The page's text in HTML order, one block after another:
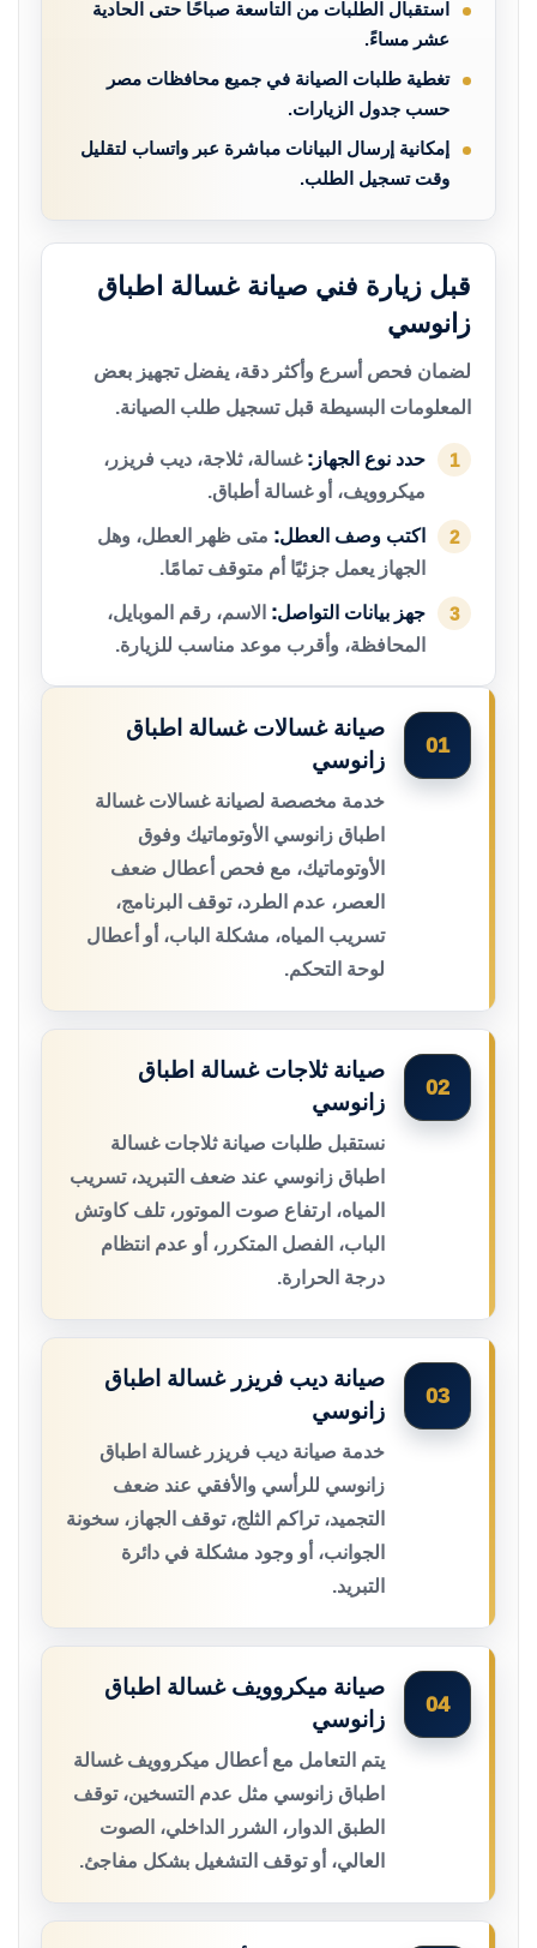
استقبال الطلبات من التاسعة صباحًا حتى الحادية
عشر مساءً.
تغطية طلبات الصيانة في جميع محافظات مصر
حسب جدول الزيارات.
إمكانية إرسال البيانات مباشرة عبر واتساب لتقليل
وقت تسجيل الطلب.
قبل زيارة فني صيانة غسالة اطباق
زانوسي
لضمان فحص أسرع وأكثر دقة، يفضل تجهيز بعض
المعلومات البسيطة قبل تسجيل طلب الصيانة.
1 حدد نوع الجهاز: غسالة، ثلاجة، ديب فريزر،
ميكروويف، أو غسالة أطباق.
2 اكتب وصف العطل: متى ظهر العطل، وهل
الجهاز يعمل جزئيًا أم متوقف تمامًا.
3 جهز بيانات التواصل: الاسم، رقم الموبايل،
المحافظة، وأقرب موعد مناسب للزيارة.
01
صيانة غسالات غسالة اطباق
زانوسي
خدمة مخصصة لصيانة غسالات غسالة
اطباق زانوسي الأوتوماتيك وفوق
الأوتوماتيك، مع فحص أعطال ضعف
العصر، عدم الطرد، توقف البرنامج،
تسريب المياه، مشكلة الباب، أو أعطال
لوحة التحكم.
02
صيانة ثلاجات غسالة اطباق
زانوسي
نستقبل طلبات صيانة ثلاجات غسالة
اطباق زانوسي عند ضعف التبريد، تسريب
المياه، ارتفاع صوت الموتور، تلف كاوتش
الباب، الفصل المتكرر، أو عدم انتظام
درجة الحرارة.
03
صيانة ديب فريزر غسالة اطباق
زانوسي
خدمة صيانة ديب فريزر غسالة اطباق
زانوسي للرأسي والأفقي عند ضعف
التجميد، تراكم الثلج، توقف الجهاز، سخونة
الجوانب، أو وجود مشكلة في دائرة
التبريد.
04
صيانة ميكروويف غسالة اطباق
زانوسي
يتم التعامل مع أعطال ميكروويف غسالة
اطباق زانوسي مثل عدم التسخين، توقف
الطبق الدوار، الشرر الداخلي، الصوت
العالي، أو توقف التشغيل بشكل مفاجئ.